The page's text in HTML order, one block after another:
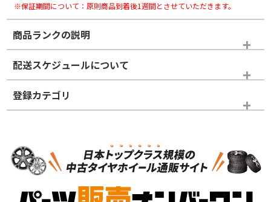
※保証期間について：原則商品到着後1週間とさせていただきます。
商品ランクの説明
※商品ランクは出品者の主観により判断しておりますので、あら
かじめご了承ください。
ホイールランク
S
品）
S
新車外し品（新古
付き
配送スケジュールについて
登録カテゴリ
スタッドレスタイヤホイールセット